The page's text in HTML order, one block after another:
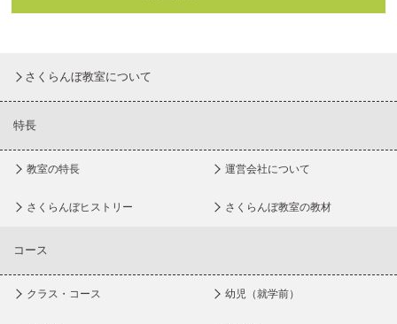
さくらんぼ教室について
特長
教室の特長 運営会社について
さくらんぼヒストリー さくらんぼ教室の教材
コース
クラス・コース 幼児（就学前）